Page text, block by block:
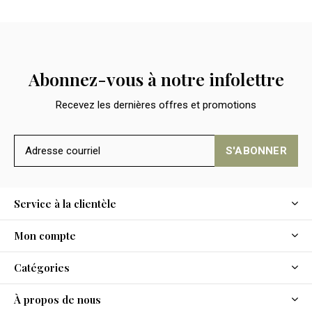
Abonnez-vous à notre infolettre
Recevez les dernières offres et promotions
S'ABONNER
Service à la clientèle
Mon compte
Catégories
À propos de nous